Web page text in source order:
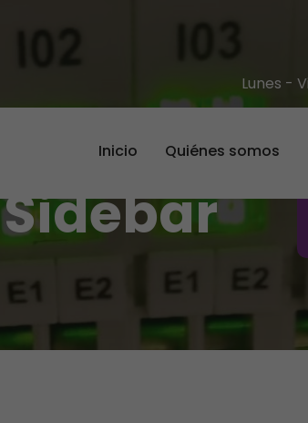
Lunes -
Inicio Quiénes somos